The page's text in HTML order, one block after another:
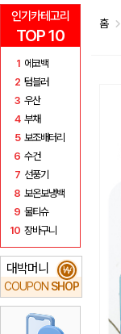
인기카테고리
TOP 10
1 에코백
2 텀블러
3 우산
4 부채
5 보조배터리
6 수건
7 선풍기
8 보온보냉백
9 물티슈
10 장바구니
대박머니
COUPON SHOP
₩
홈